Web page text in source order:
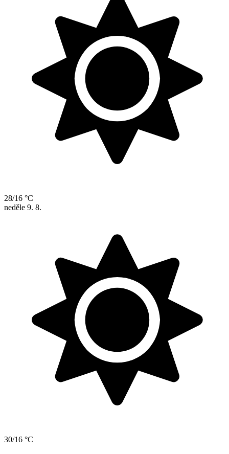
28/16 °C
neděle 9. 8.
30/16 °C